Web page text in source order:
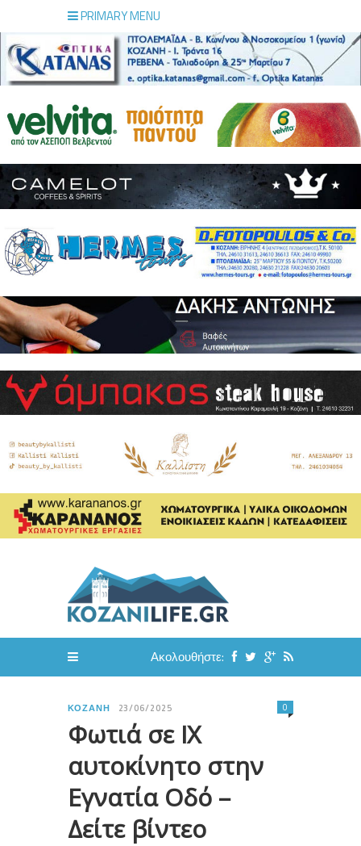
PRIMARY MENU
Ακολουθήστε:
ΚΟΖΆΝΗ 23/06/2025
Φωτιά σε ΙΧ
αυτοκίνητο στην
Εγνατία Οδό –
Δείτε βίντεο
0